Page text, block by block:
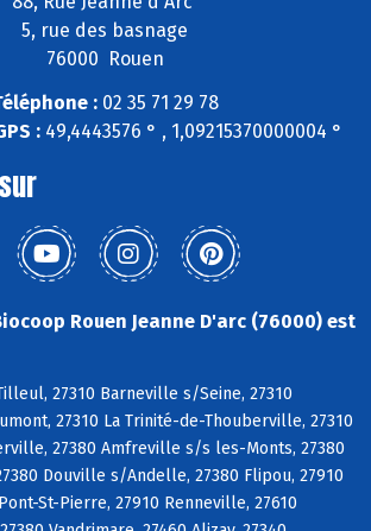
5, rue des basnage
76000 Rouen
:02 35 71 29 78
: 49,4443576 ° , 1,09215370000004 °
Rouen Jeanne D'arc (76000) est
27310 Barneville s/Seine, 27310
27310 La Trinité-de-Thouberville, 27310
27380 Amfreville s/s les-Monts, 27380
Douville s/Andelle, 27380 Flipou, 27910
St-Pierre, 27910 Renneville, 27610